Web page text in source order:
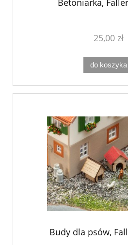
Betoniarka,
25,00 zł
do koszyka
Budy dla psów,